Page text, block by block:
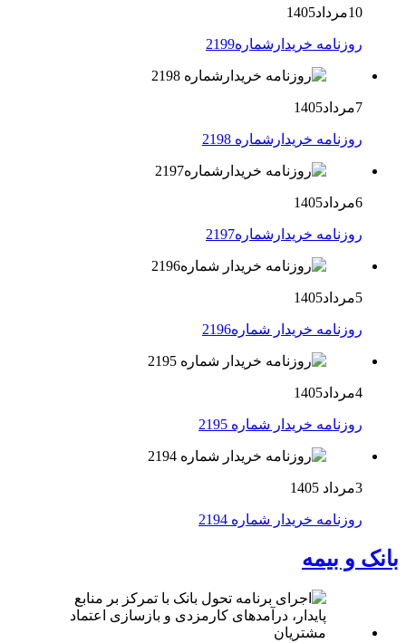
10مرداد1405
روزنامه خریدارشماره2199
7مرداد1405
روزنامه خریدارشماره 2198
6مرداد1405
روزنامه خریدارشماره2197
5مرداد1405
روزنامه خریدار شماره2196
4مرداد1405
روزنامه خریدار شماره 2195
3مرداد 1405
روزنامه خریدار شماره 2194
بانک و بیمه